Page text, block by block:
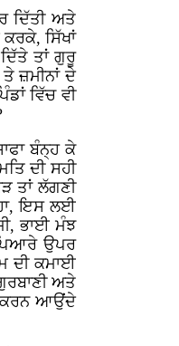
ਦਿੱਤੀ ਅਤੇ
ਸਿੱਖਾਂ
ਤਾਂ ਗੁਰੂ
ਜ਼ਮੀਨਾਂ ਦੇ
ਵਿੱਚ ਵੀ
ਬੰਨ੍ਹ ਕੇ
ਦੀ ਸਹੀ
ਤਾਂ ਲੱਗਣੀ
ਇਸ ਲਈ
ਭਾਈ ਮੰਝ
ਪਿਆਰੇ ਉਪਰ
ਦੀ ਕਮਾਈ
ਅਤੇ
ਕਰਨ ਆਉਂਦੇ